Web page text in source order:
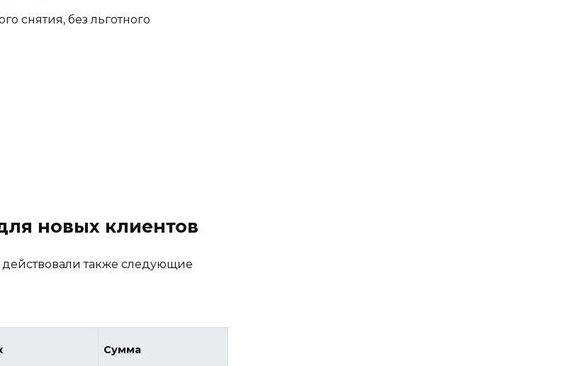
снятия, без льготного
новых клиентов
действовали также следующие
Сумма